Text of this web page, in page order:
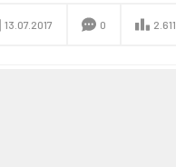
13.07.2017 0 2.611